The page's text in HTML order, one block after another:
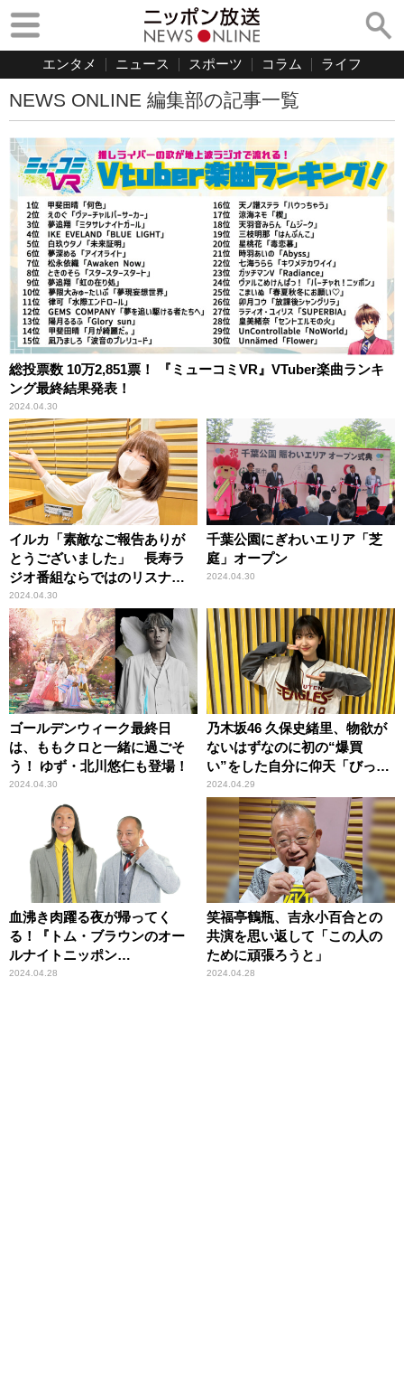
エンタメ ニュース スポーツ コラム ライフ
NEWS ONLINE 編集部の記事一覧
総投票数 10万2,851票！ 『ミューコミVR』VTuber楽曲ランキ
ング最終結果発表！
2024.04.30
イルカ「素敵なご報告ありが
とうございました」 長寿ラ
ジオ番組ならではのリスナー
との“触れ合い”
2024.04.30
千葉公園にぎわいエリア「芝
庭」オープン
2024.04.30
ゴールデンウィーク最終日
は、ももクロと一緒に過ごそ
う！ ゆず・北川悠仁も登場！
2024.04.30
乃木坂46 久保史緒里、物欲が
ないはずなのに初の“爆買
い”をした自分に仰天「びっく
りした！」
2024.04.29
血沸き肉躍る夜が帰ってく
る！『トム・ブラウンのオー
ルナイトニッポン
0(ZERO)』 （コメントあ
2024.04.28
笑福亭鶴瓶、吉永小百合との
共演を思い返して「この人の
ために頑張ろうと」
2024.04.28